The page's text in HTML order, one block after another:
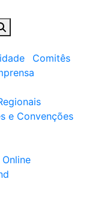
Comitês
e Convenções